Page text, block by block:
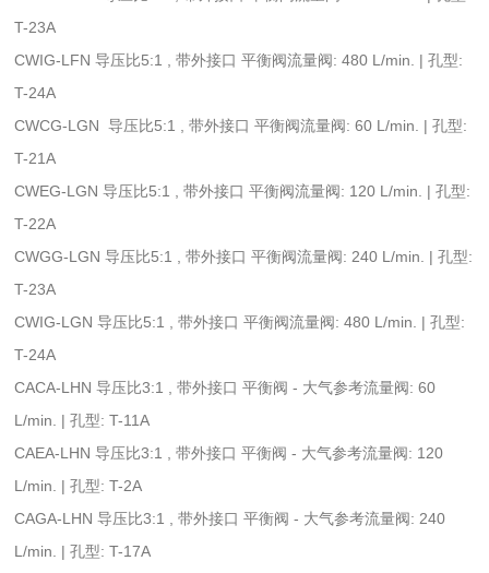
T-23A
CWIG-LFN 导压比5:1 , 带外接口 平衡阀流量阀: 480 L/min. | 孔型:
T-24A
CWCG-LGN 导压比5:1 , 带外接口 平衡阀流量阀: 60 L/min. | 孔型:
T-21A
CWEG-LGN 导压比5:1 , 带外接口 平衡阀流量阀: 120 L/min. | 孔型:
T-22A
CWGG-LGN 导压比5:1 , 带外接口 平衡阀流量阀: 240 L/min. | 孔型:
T-23A
CWIG-LGN 导压比5:1 , 带外接口 平衡阀流量阀: 480 L/min. | 孔型:
T-24A
CACA-LHN 导压比3:1 , 带外接口 平衡阀 - 大气参考流量阀: 60
L/min. | 孔型: T-11A
CAEA-LHN 导压比3:1 , 带外接口 平衡阀 - 大气参考流量阀: 120
L/min. | 孔型: T-2A
CAGA-LHN 导压比3:1 , 带外接口 平衡阀 - 大气参考流量阀: 240
L/min. | 孔型: T-17A